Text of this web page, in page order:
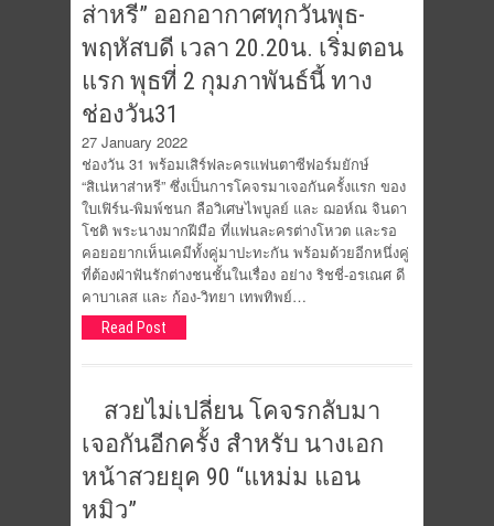
ส่าหรี” ออกอากาศทุกวันพุธ-
พฤหัสบดี เวลา 20.20น. เริ่มตอน
แรก พุธที่ 2 กุมภาพันธ์นี้ ทาง
ช่องวัน31
27 January 2022
ช่องวัน 31 พร้อมเสิร์ฟละครแฟนตาซีฟอร์มยักษ์
“สิเน่หาส่าหรี” ซึ่งเป็นการโคจรมาเจอกันครั้งแรก ของ
ใบเฟิร์น-พิมพ์ชนก ลือวิเศษไพบูลย์ และ ฌอห์ณ จินดา
โชติ พระนางมากฝีมือ ที่แฟนละครต่างโหวต และรอ
คอยอยากเห็นเคมีทั้งคู่มาปะทะกัน พร้อมด้วยอีกหนึ่งคู่
ที่ต้องฝ่าฟันรักต่างชนชั้นในเรื่อง อย่าง ริชชี่-อรเณศ ดี
คาบาเลส และ ก้อง-วิทยา เทพทิพย์…
Read Post
สวยไม่เปลี่ยน โคจรกลับมา
เจอกันอีกครั้ง สำหรับ นางเอก
หน้าสวยยุค 90 “แหม่ม แอน
หมิว”